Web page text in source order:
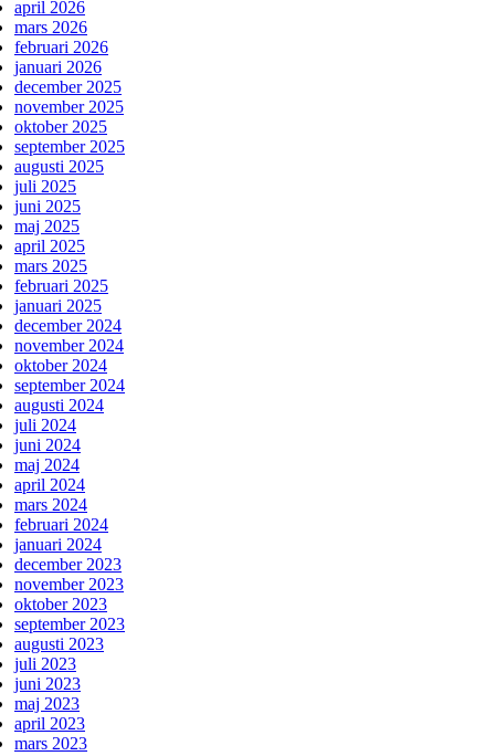
april 2026
mars 2026
februari 2026
januari 2026
december 2025
november 2025
oktober 2025
september 2025
augusti 2025
juli 2025
juni 2025
maj 2025
april 2025
mars 2025
februari 2025
januari 2025
december 2024
november 2024
oktober 2024
september 2024
augusti 2024
juli 2024
juni 2024
maj 2024
april 2024
mars 2024
februari 2024
januari 2024
december 2023
november 2023
oktober 2023
september 2023
augusti 2023
juli 2023
juni 2023
maj 2023
april 2023
mars 2023